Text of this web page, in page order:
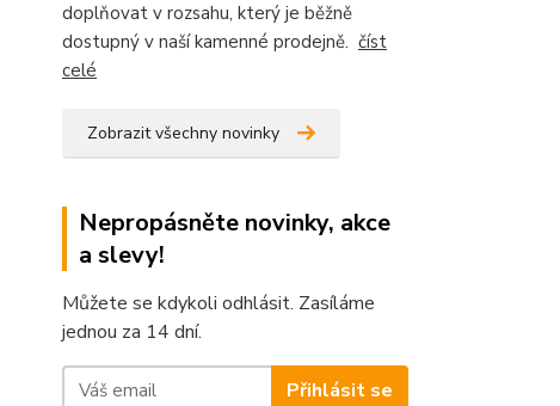
doplňovat v rozsahu, který je běžně
dostupný v naší kamenné prodejně. číst
celé
Zobrazit všechny novinky
Nepropásněte novinky, akce
a slevy!
Můžete se kdykoli odhlásit. Zasíláme
jednou za 14 dní.
Přihlásit se